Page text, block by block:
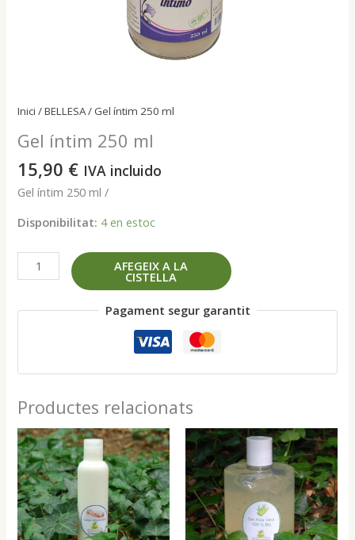
Inici /BELLESA/ Gel íntim 250 ml
Gel íntim 250 ml
15,90 € IVA incluido
Gel íntim 250 ml /
Disponibilitat: 4 en estoc
quantitat
de
íntim
AFEGEIX A LA
CISTELLA
Pagament segur garantit
Productes relacionats